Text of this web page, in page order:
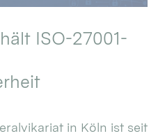
ISO-27001-
in Köln ist seit